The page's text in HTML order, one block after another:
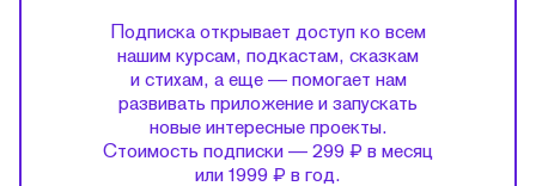
Подписка открывает доступ ко всем
нашим курсам, подкастам, сказкам
и стихам, а еще — помогает нам
развивать приложение и запускать
новые интересные проекты.
Стоимость подписки — 299 ₽ в месяц
или 1999 ₽ в год.